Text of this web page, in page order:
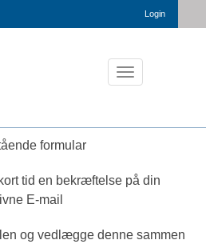
Login
Toggle
navigation
formular
tid en bekræftelse på din
E-mail
og vedlægge denne sammen